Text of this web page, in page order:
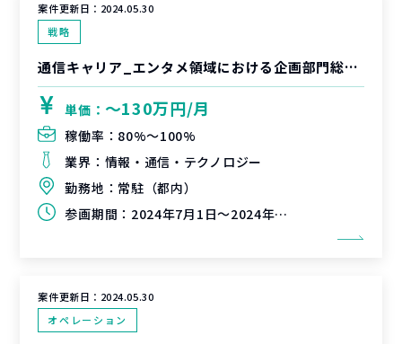
案件更新日： 2024.05.30
戦略
通信キャリア_エンタメ領域における企画部門総合支援
単価： 〜130万円/月
稼働率： 80%〜100%
業界： 情報・通信・テクノロジー
勤務地： 常駐（都内）
参画期間： 2024年7月1日～2024年9月30日（延長可能性有）
案件更新日： 2024.05.30
オペレーション